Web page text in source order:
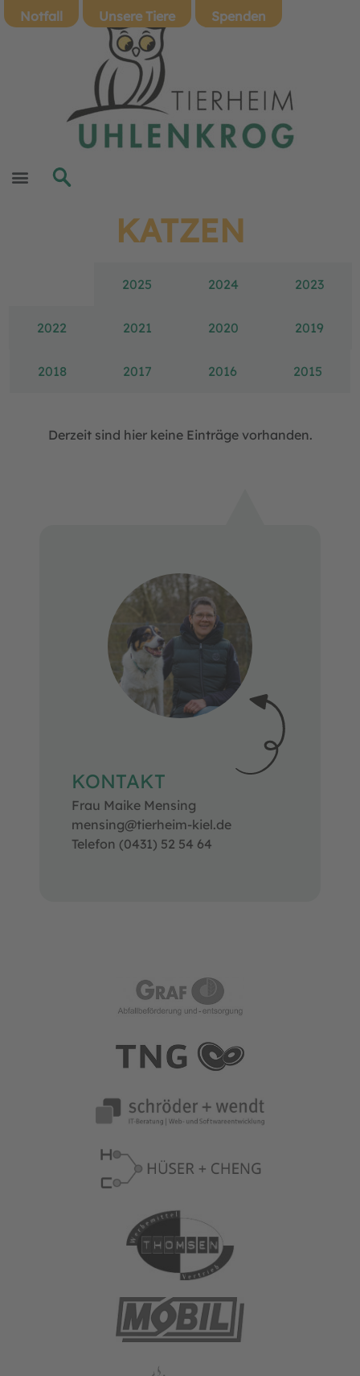
Notfall Unsere Tiere Spenden
KATZEN
2025 2024 2023
2022 2021 2020 2019
2018 2017 2016 2015
Derzeit sind hier keine Einträge vorhanden.
KONTAKT
Frau Maike Mensing
mensing@tierheim-kiel.de
Telefon (0431) 52 54 64